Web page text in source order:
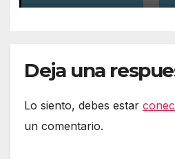
Deja una
Lo siento, debes estar
un comentario.